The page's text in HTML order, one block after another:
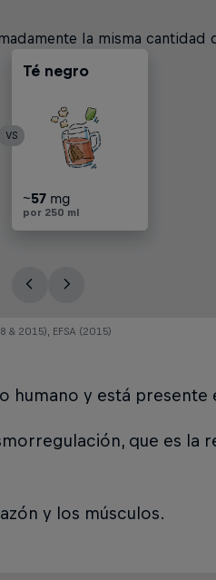
la misma cantidad
79mg
por 250 ml
Té negro
~57 mg
por 250 ml
Cola
~28 mg
por 250 ml
Café de filtro
~113 mg
por 250 ml
79mg
por 250 ml
VS
& 2015), EFSA (2015)
humano y está presente
que es la
y los músculos.